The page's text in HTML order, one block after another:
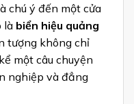
chú ý đến một cửa
là biển hiệu quảng
tượng không chỉ
một câu chuyện
nghiệp và đẳng